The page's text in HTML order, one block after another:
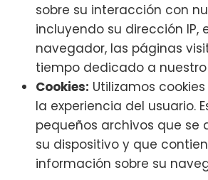
sobre su interacción con
incluyendo su dirección IP,
navegador, las páginas
tiempo dedicado a nuestro
Cookies: Utilizamos
la experiencia del usuario.
pequeños archivos que se
su dispositivo y que
información sobre su